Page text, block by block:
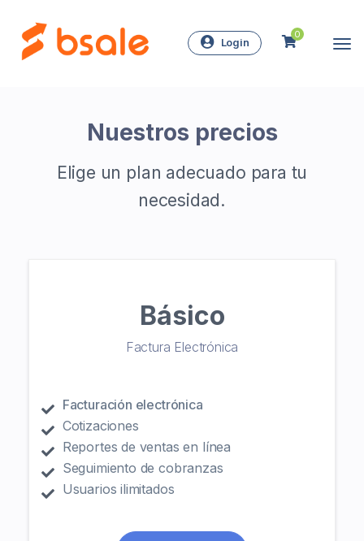
Login
0
Nuestros precios
Elige un plan adecuado para tu
necesidad.
Básico
Factura Electrónica
Facturación electrónica
Cotizaciones
Reportes de ventas en línea
Seguimiento de cobranzas
Usuarios ilimitados